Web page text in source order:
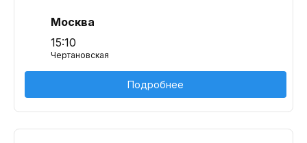
Москва
15:10
Чертановская
Подробнее